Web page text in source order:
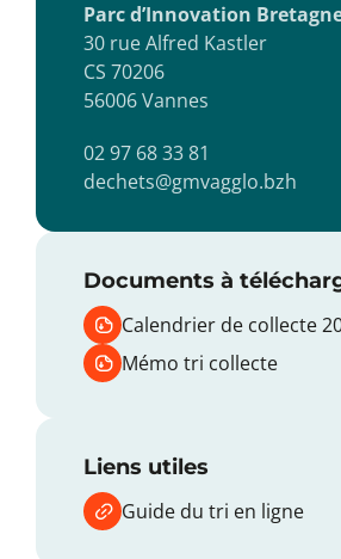
Parc d’Innovation
30 rue Alfred Kastler
CS 70206
56006 Vannes
02 97 68 33 81
dechets@gmvagglo.bzh
Documents à
Calendrier de collecte
Mémo tri collecte
Liens utiles
Guide du tri en ligne